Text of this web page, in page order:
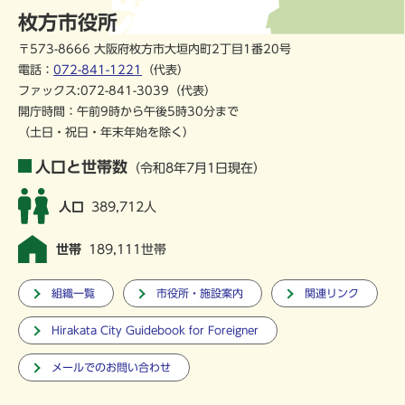
枚方市役所
〒573-8666 大阪府枚方市大垣内町2丁目1番20号
電話： 072-841-1221
（代表）
ファックス:072-841-3039（代表）
開庁時間：午前9時から午後5時30分まで
（土日・祝日・年末年始を除く）
人口と世帯数 （令和8年7月1日現在）
人口 389,712人
世帯 189,111世帯
組織一覧 市役所・施設案内 関連リンク
Hirakata City Guidebook for Foreigner
メールでのお問い合わせ